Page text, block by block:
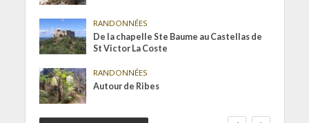
RANDONNÉES
De la chapelle Ste Baume au Castellas de
St Victor La Coste
RANDONNÉES
Autour de Ribes